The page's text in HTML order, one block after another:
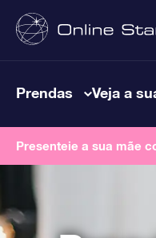
Prendas Veja a
Presenteie a sua mãe